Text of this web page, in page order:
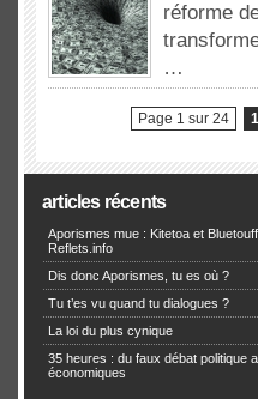
réforme
…
Page 1 sur 24 1
articles récents
Aporismes mue : Kitetoa et
Reflets.info
Dis donc Aporismes, tu es où ?
Tu t’es vu quand tu dialogues ?
La loi du plus cynique
35 heures : du faux débat politique
économiques